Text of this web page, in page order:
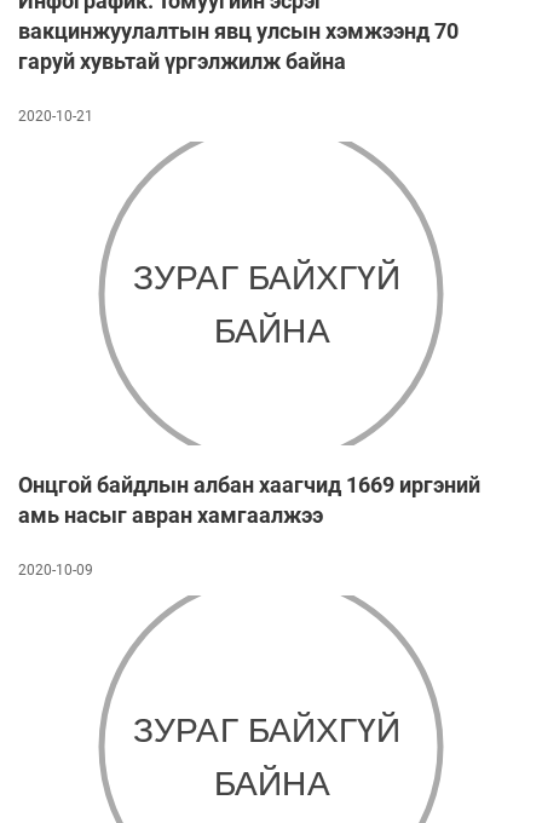
вакцинжуулалтын явц улсын хэмжээнд 70
гаруй хувьтай үргэлжилж байна
2020-10-21
Онцгой байдлын албан хаагчид 1669 иргэний
амь насыг авран хамгаалжээ
2020-10-09